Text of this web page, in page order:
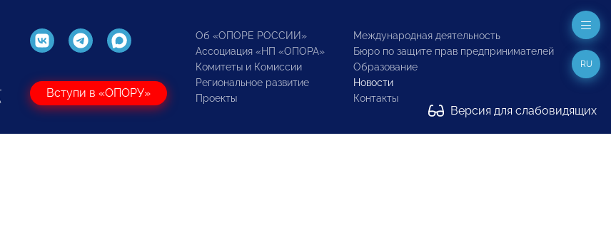
Вступи в «ОПОРУ»
Об «ОПОРЕ РОССИИ»
Ассоциация «НП «ОПОРА»
Комитеты и Комиссии
Региональное развитие
Проекты
Международная деятельность
Бюро по защите прав предпринимателей
Образование
Новости
Контакты
Версия для слабовидящих
RU